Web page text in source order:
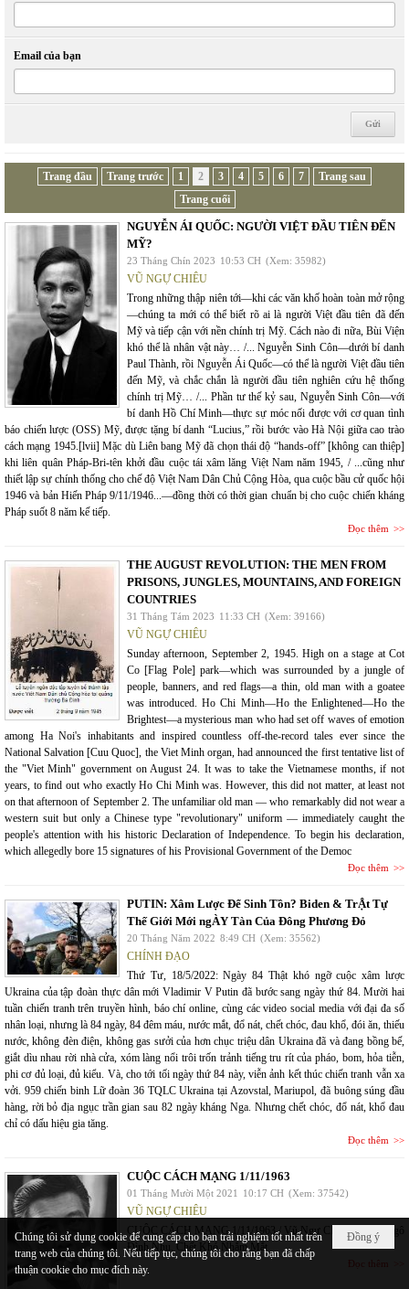
Email của bạn
Trang đầu Trang trước 1 2 3 4 5 6 7
Trang sau
Trang cuối
NGUYỄN ÁI QUỐC: NGƯỜI VIỆT ĐẦU TIÊN ĐẾN
MỸ?
23 Tháng Chín 2023 10:53 CH (Xem: 35982)
VŨ NGỰ CHIÊU
Trong những thập niên tới—khi các văn khố hoàn toàn mở rộng
—chúng ta mới có thể biết rõ ai là người Việt đầu tiên đã đến
Mỹ và tiếp cận với nền chính trị Mỹ. Cách nào đi nữa, Bùi Viện
khó thể là nhân vật này… /... Nguyễn Sinh Côn—dưới bí danh
Paul Thành, rồi Nguyễn Ái Quốc—có thể là người Việt đầu tiên
đến Mỹ, và chắc chắn là người đầu tiên nghiên cứu hệ thống
chính trị Mỹ… /... Phần tư thế kỷ sau, Nguyễn Sinh Côn—với
bí danh Hồ Chí Minh—thực sự móc nối được với cơ quan tình
báo chiến lược (OSS) Mỹ, được tặng bí danh “Lucius,” rồi bước vào Hà Nội giữa cao trào
cách mạng 1945.[lvii] Mặc dù Liên bang Mỹ đã chọn thái độ “hands-off” [không can thiệp]
khi liên quân Pháp-Bri-tên khởi đầu cuộc tái xâm lăng Việt Nam năm 1945, / ...cũng như
thiết lập sự chính thống cho chế độ Việt Nam Dân Chủ Cộng Hòa, qua cuộc bầu cử quốc hội
1946 và bản Hiến Pháp 9/11/1946...—đồng thời có thời gian chuẩn bị cho cuộc chiến kháng
Pháp suốt 8 năm kế tiếp.
Đọc thêm
THE AUGUST REVOLUTION: THE MEN FROM
PRISONS, JUNGLES, MOUNTAINS, AND FOREIGN
COUNTRIES
31 Tháng Tám 2023 11:33 CH (Xem: 39166)
VŨ NGỰ CHIÊU
Sunday afternoon, September 2, 1945. High on a stage at Cot
Co [Flag Pole] park—which was surrounded by a jungle of
people, banners, and red flags—a thin, old man with a goatee
was introduced. Ho Chi Minh—Ho the Enlightened—Ho the
Brightest—a mysterious man who had set off waves of emotion
among Ha Noi's inhabitants and inspired countless off-the-record tales ever since the
National Salvation [Cuu Quoc], the Viet Minh organ, had announced the first tentative list of
the "Viet Minh" government on August 24. It was to take the Vietnamese months, if not
years, to find out who exactly Ho Chi Minh was. However, this did not matter, at least not
on that afternoon of September 2. The unfamiliar old man — who remarkably did not wear a
western suit but only a Chinese type "revolutionary" uniform — immediately caught the
people's attention with his historic Declaration of Independence. To begin his declaration,
which allegedly bore 15 signatures of his Provisional Government of the Democ
Đọc thêm
PUTIN: Xâm Lược Để Sinh Tồn? Biden & TrẬt Tự
Thế Giới Mới ngÀY Tàn Của Đông Phương Đỏ
20 Tháng Năm 2022 8:49 CH (Xem: 35562)
CHÍNH ĐẠO
Thứ Tư, 18/5/2022: Ngày 84 Thật khó ngỡ cuộc xâm lược
Ukraina của tập đoàn thực dân mới Vladimir V Putin đã bước sang ngày thứ 84. Mười hai
tuần chiến tranh trên truyền hình, báo chí online, cùng các video social media với đại đa số
nhân loại, nhưng là 84 ngày, 84 đêm máu, nước mắt, đổ nát, chết chóc, đau khổ, đói ăn, thiếu
nước, không đèn điện, không gas sưởi của hơn chục triệu dân Ukraina đã và đang bồng bế,
giắt dìu nhau rời nhà cửa, xóm làng nổi trôi trốn trảnh tiếng tru rít của pháo, bom, hỏa tiễn,
phi cơ đủ loại, đủ kiểu. Và, cho tới tối ngày thứ 84 này, viễn ảnh kết thúc chiến tranh vẫn xa
vởi. 959 chiến binh Lữ đoàn 36 TQLC Ukraina tại Azovstal, Mariupol, đã buông súng đầu
hàng, rời bỏ địa ngục trần gian sau 82 ngày kháng Nga. Nhưng chết chóc, đổ nát, khổ đau
chỉ có dấu hiệu gia tăng.
Đọc thêm
CUỘC CÁCH MẠNG 1/11/1963
01 Tháng Mười Một 2021 10:17 CH (Xem: 37542)
VŨ NGỰ CHIÊU
CUỘC CÁCH MẠNG 1/11/1963 / Vũ Ngự Chiêu / Trích: Ngô
Đình Nhu, Chết Khó Nhắm Mắt
Đồng ý
Chúng tôi sử dụng cookie để cung cấp cho bạn trải nghiệm tốt nhất trên
trang web của chúng tôi. Nếu tiếp tục, chúng tôi cho rằng bạn đã chấp
thuận cookie cho mục đích này.